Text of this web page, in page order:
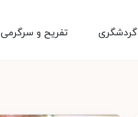
تفریح و سرگرمی گردشگری